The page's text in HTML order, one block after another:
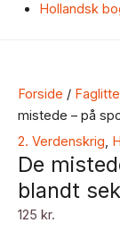
Hollandsk
Forside /
mistede – på
2. Verdenskrig,
De
blandt
125 kr.